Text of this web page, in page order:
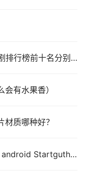
前十名分别是哪些）
有水果香）
质哪种好？
Gratis Haben Casino